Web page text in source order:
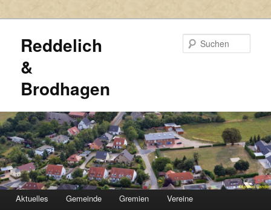
Reddelich
&
Brodhagen
HAUPTMENÜ
Zum
Zum
Aktuelles Gemeinde Gremien Vereine